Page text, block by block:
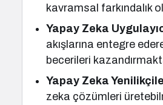
kavramsal farkındalık
Yapay Zeka
akışlarına entegre
becerileri
Yapay Zeka
zeka çözümleri